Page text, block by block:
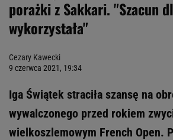
porażki z Sakkari. "Szacun
wykorzystała"
Cezary Kawecki
9 czerwca 2021, 19:34
Iga Świątek straciła szansę na
wywalczonego przed rokiem
wielkoszlemowym French Open.